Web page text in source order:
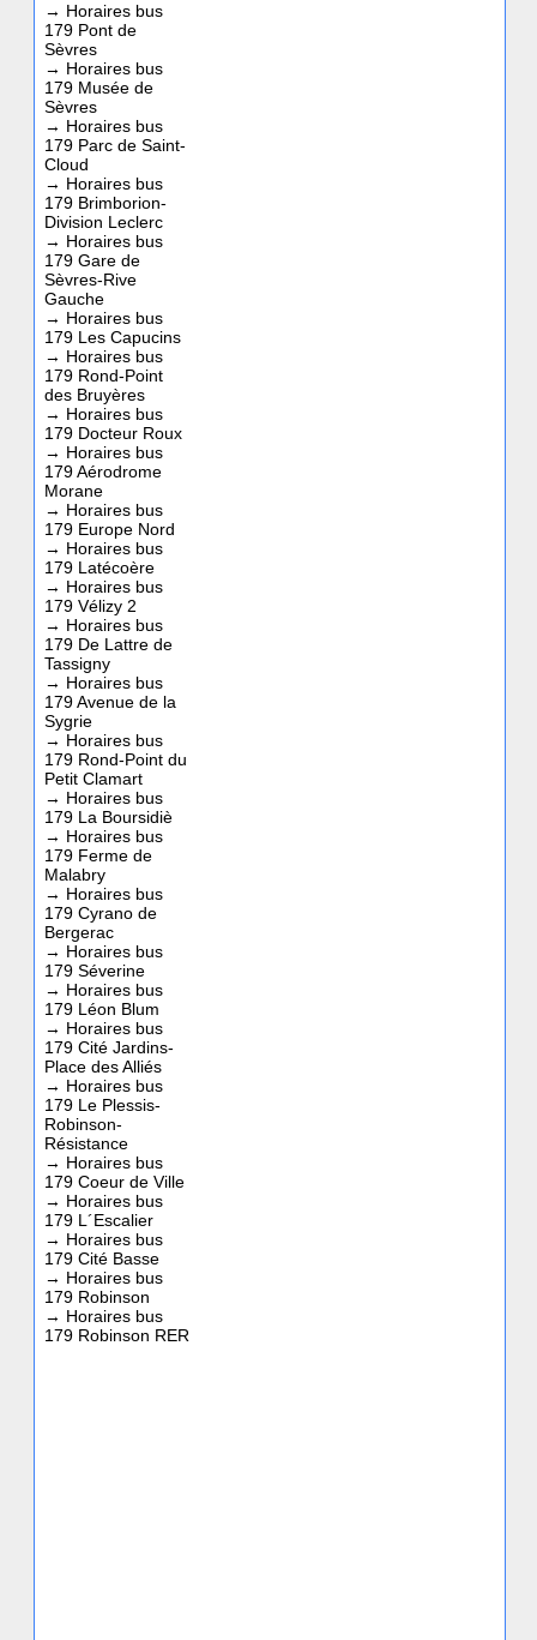
→ Horaires bus
179 Pont de
Sèvres
→ Horaires bus
179 Musée de
Sèvres
→ Horaires bus
179 Parc de Saint-
Cloud
→ Horaires bus
179 Brimborion-
Division Leclerc
→ Horaires bus
179 Gare de
Sèvres-Rive
Gauche
→ Horaires bus
179 Les Capucins
→ Horaires bus
179 Rond-Point
des Bruyères
→ Horaires bus
179 Docteur Roux
→ Horaires bus
179 Aérodrome
Morane
→ Horaires bus
179 Europe Nord
→ Horaires bus
179 Latécoère
→ Horaires bus
179 Vélizy 2
→ Horaires bus
179 De Lattre de
Tassigny
→ Horaires bus
179 Avenue de la
Sygrie
→ Horaires bus
179 Rond-Point du
Petit Clamart
→ Horaires bus
179 La Boursidiè
→ Horaires bus
179 Ferme de
Malabry
→ Horaires bus
179 Cyrano de
Bergerac
→ Horaires bus
179 Séverine
→ Horaires bus
179 Léon Blum
→ Horaires bus
179 Cité Jardins-
Place des Alliés
→ Horaires bus
179 Le Plessis-
Robinson-
Résistance
→ Horaires bus
179 Coeur de Ville
→ Horaires bus
179 L´Escalier
→ Horaires bus
179 Cité Basse
→ Horaires bus
179 Robinson
→ Horaires bus
179 Robinson RER